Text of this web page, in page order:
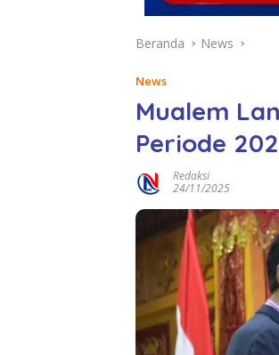
Beranda News
News
Mualem
Periode
Redaksi
24/11/2025